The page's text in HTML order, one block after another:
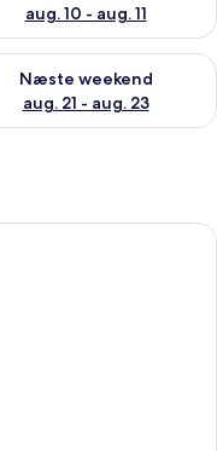
aug. 10 - aug. 11
aug. 14 - aug. 16
Næste weekend
aug. 21 - aug. 23
for næste
hotelværelse med en